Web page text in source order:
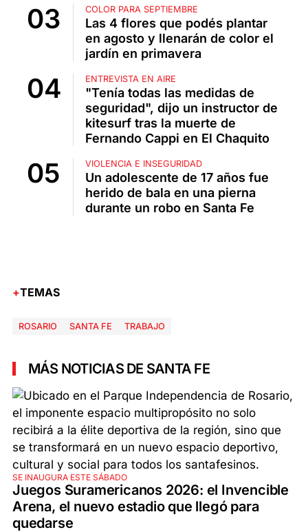
COLOR PARA SEPTIEMBRE
Las 4 flores que podés plantar
en agosto y llenarán de color el
jardín en primavera
ENTREVISTA EN AIRE
"Tenía todas las medidas de
seguridad", dijo un instructor de
kitesurf tras la muerte de
Fernando Cappi en El Chaquito
VIOLENCIA E INSEGURIDAD
Un adolescente de 17 años fue
herido de bala en una pierna
durante un robo en Santa Fe
TEMAS
ROSARIO SANTA FE TRABAJO
MÁS NOTICIAS DE SANTA FE
SE INAUGURA ESTE SÁBADO
Juegos Suramericanos 2026: el Invencible
Arena, el nuevo estadio que llegó para
quedarse